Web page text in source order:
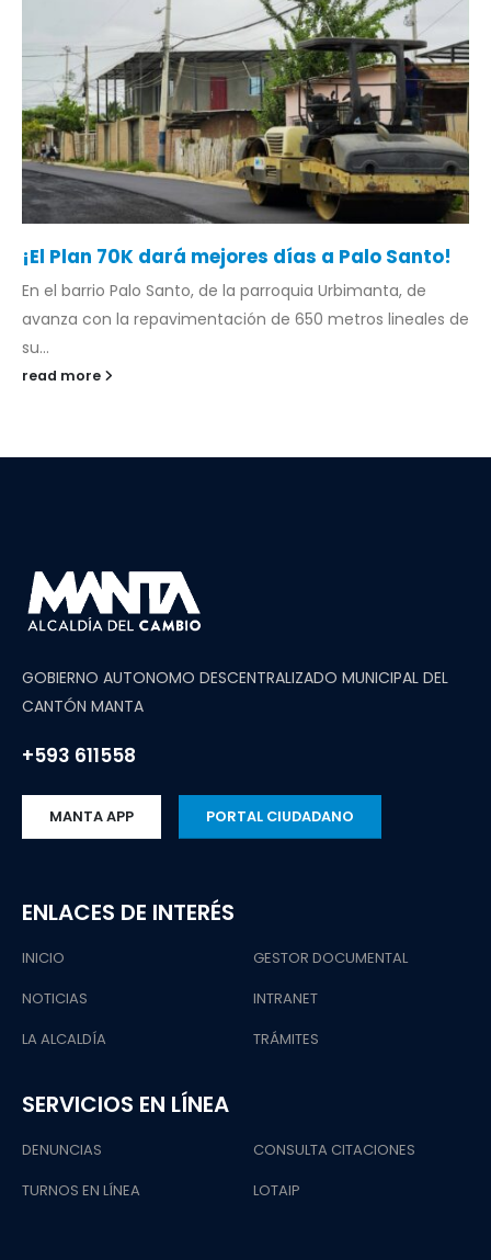
¡El Plan 70K dará mejores días a Palo Santo!
En el barrio Palo Santo, de la parroquia Urbimanta, de
avanza con la repavimentación de 650 metros lineales de
su...
read more
GOBIERNO AUTONOMO DESCENTRALIZADO MUNICIPAL DEL
CANTÓN MANTA
+593 611558
MANTA APP PORTAL CIUDADANO
ENLACES DE INTERÉS
INICIO
NOTICIAS
LA ALCALDÍA
GESTOR DOCUMENTAL
INTRANET
TRÁMITES
SERVICIOS EN LÍNEA
DENUNCIAS
TURNOS EN LÍNEA
CONSULTA CITACIONES
LOTAIP